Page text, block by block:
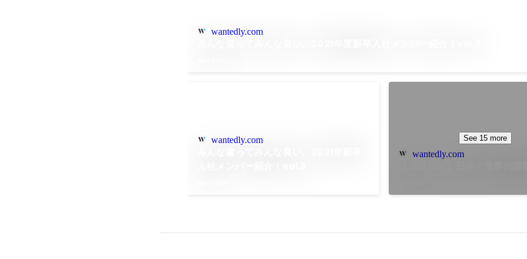
wantedly.com
wantedly.com
wantedly.com
See 15 more